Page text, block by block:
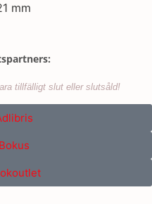
mm
tillfälligt slut eller slutsåld!